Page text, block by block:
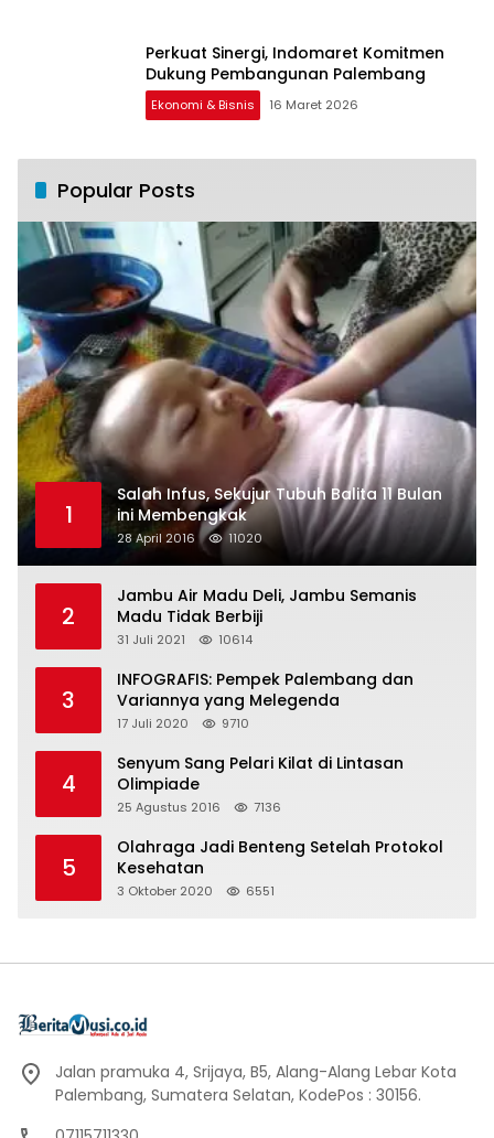
Perkuat Sinergi, Indomaret Komitmen
Dukung Pembangunan Palembang
Ekonomi & Bisnis 16 Maret 2026
Popular Posts
1
Salah Infus, Sekujur Tubuh Balita 11 Bulan
ini Membengkak
28 April 2016 11020
2
Jambu Air Madu Deli, Jambu Semanis
Madu Tidak Berbiji
31 Juli 2021 10614
3
INFOGRAFIS: Pempek Palembang dan
Variannya yang Melegenda
17 Juli 2020 9710
4
Senyum Sang Pelari Kilat di Lintasan
Olimpiade
25 Agustus 2016 7136
5
Olahraga Jadi Benteng Setelah Protokol
Kesehatan
3 Oktober 2020 6551
Jalan pramuka 4, Srijaya, B5, Alang-Alang Lebar Kota
Palembang, Sumatera Selatan, KodePos : 30156.